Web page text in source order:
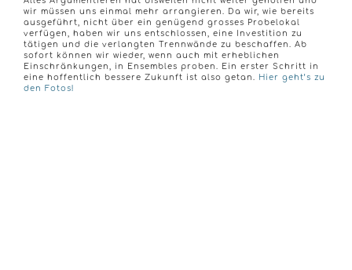
wir müssen uns einmal mehr arrangieren. Da wir, wie bereits
ausgeführt, nicht über ein genügend grosses Probelokal
verfügen, haben wir uns entschlossen, eine Investition zu
tätigen und die verlangten Trennwände zu beschaffen. Ab
sofort können wir wieder, wenn auch mit erheblichen
Einschränkungen, in Ensembles proben. Ein erster Schritt in
eine hoffentlich bessere Zukunft ist also getan. Hier geht’s zu
den Fotos!